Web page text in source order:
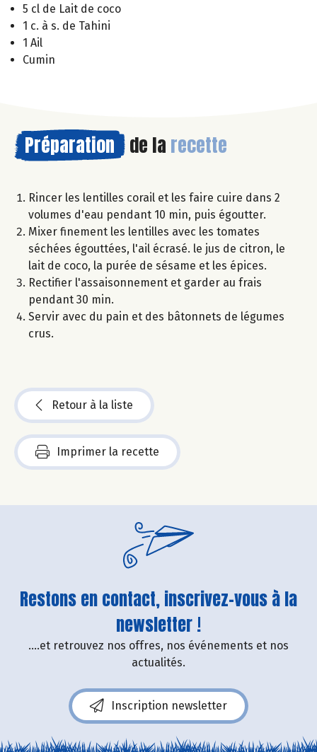
5 cl de Lait de coco
1 c. à s. de Tahini
1 Ail
Cumin
Préparation de la recette
Rincer les lentilles corail et les faire cuire dans 2
volumes d'eau pendant 10 min, puis égoutter.
Mixer finement les lentilles avec les tomates
séchées égouttées, l'ail écrasé. le jus de citron, le
lait de coco, la purée de sésame et les épices.
Rectifier l'assaisonnement et garder au frais
pendant 30 min.
Servir avec du pain et des bâtonnets de légumes
crus.
Retour à la liste
Imprimer la recette
Restons en contact, inscrivez-vous à la
newsletter !
....et retrouvez nos offres, nos événements et nos
actualités.
Inscription newsletter